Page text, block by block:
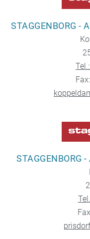
STAGGENBORG -
STAGGENBORG